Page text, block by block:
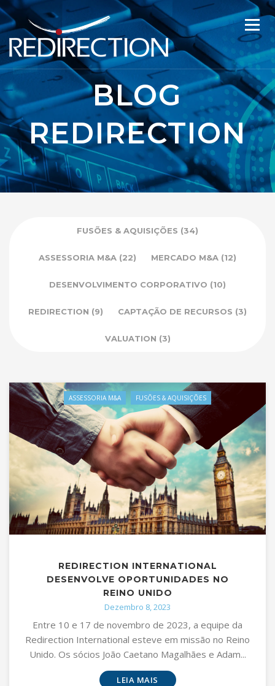
BLOG
REDIRECTION
FUSÕES & AQUISIÇÕES (34)
ASSESSORIA M&A (22) MERCADO M&A (12)
DESENVOLVIMENTO CORPORATIVO (10)
REDIRECTION (9) CAPTAÇÃO DE RECURSOS (3)
VALUATION (3)
ASSESSORIA M&A FUSÕES & AQUISIÇÕES
REDIRECTION INTERNATIONAL
DESENVOLVE OPORTUNIDADES NO
REINO UNIDO
Dezembro 8, 2023
Entre 10 e 17 de novembro de 2023, a equipe da
Redirection International esteve em missão no Reino
Unido. Os sócios João Caetano Magalhães e Adam...
LEIA MAIS